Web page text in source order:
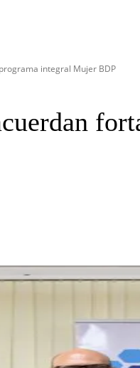
integral Mujer BDP